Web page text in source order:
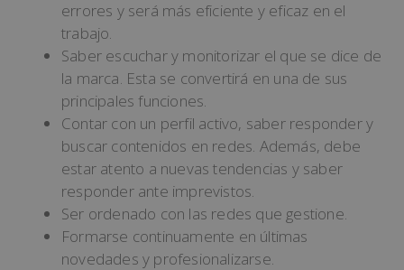
errores y será más eficiente y eficaz en el
trabajo.
Saber escuchar y monitorizar el que se dice de
la marca. Esta se convertirá en una de sus
principales funciones.
Contar con un perfil activo, saber responder y
buscar contenidos en redes. Además, debe
estar atento a nuevas tendencias y saber
responder ante imprevistos.
Ser ordenado con las redes que gestione.
Formarse continuamente en últimas
novedades y profesionalizarse.